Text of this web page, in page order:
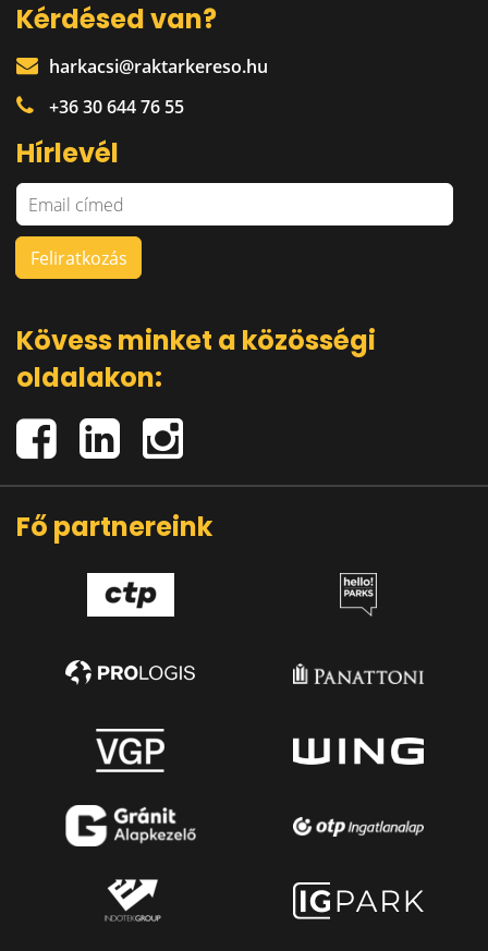
Kérdésed van?
harkacsi@raktarkereso.hu
+36 30 644 76 55
Hírlevél
Kövess minket a közösségi
oldalakon:
Fő partnereink